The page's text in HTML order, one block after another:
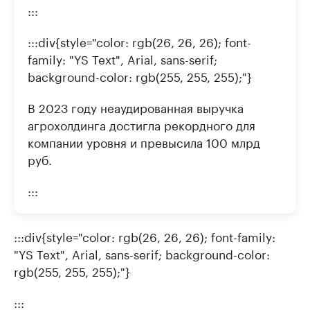
:::
:::div{style="color: rgb(26, 26, 26); font-
family: "YS Text", Arial, sans-serif;
background-color: rgb(255, 255, 255);"}
В 2023 году неаудированная выручка
агрохолдинга достигла рекордного для
компании уровня и превысила 100 млрд
руб.
:::
:::div{style="color: rgb(26, 26, 26); font-family:
"YS Text", Arial, sans-serif; background-color:
rgb(255, 255, 255);"}
:::